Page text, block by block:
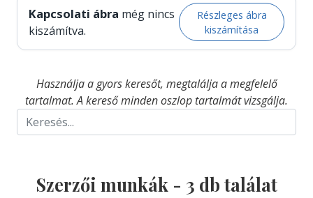
Kapcsolati ábra még nincs
kiszámítva.
Részleges ábra
kiszámítása
Használja a gyors keresőt, megtalálja a megfelelő
tartalmat. A kereső minden oszlop tartalmát vizsgálja.
Szerzői munkák - 3 db találat